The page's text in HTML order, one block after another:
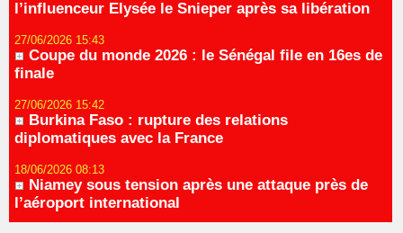
l’influenceur Elysée le Snieper après sa libération
27/06/2026 15:43
Coupe du monde 2026 : le Sénégal file en 16es de
finale
27/06/2026 15:42
Burkina Faso : rupture des relations
diplomatiques avec la France
18/06/2026 08:13
Niamey sous tension après une attaque près de
l’aéroport international